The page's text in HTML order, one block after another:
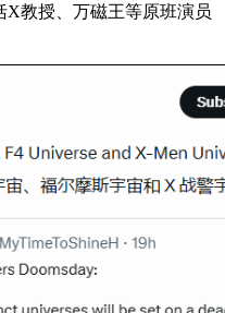
X教授、万磁王等原班演员